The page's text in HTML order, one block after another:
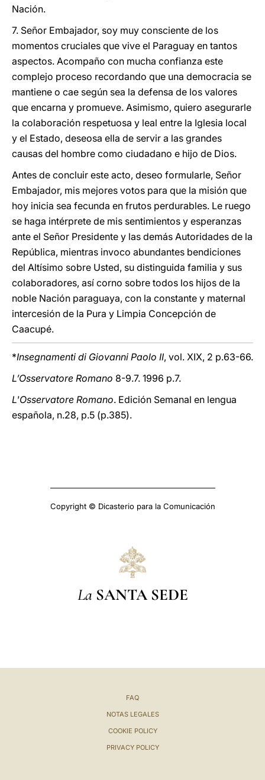
Nación.
7. Señor Embajador, soy muy consciente de los
momentos cruciales que vive el Paraguay en tantos
aspectos. Acompaño con mucha confianza este
complejo proceso recordando que una democracia se
mantiene o cae según sea la defensa de los valores
que encarna y promueve. Asimismo, quiero asegurarle
la colaboración respetuosa y leal entre la Iglesia local
y el Estado, deseosa ella de servir a las grandes
causas del hombre como ciudadano e hijo de Dios.
Antes de concluir este acto, deseo formularle, Señor
Embajador, mis mejores votos para que la misión que
hoy inicia sea fecunda en frutos perdurables. Le ruego
se haga intérprete de mis sentimientos y esperanzas
ante el Señor Presidente y las demás Autoridades de la
República, mientras invoco abundantes bendiciones
del Altísimo sobre Usted, su distinguida familia y sus
colaboradores, así corno sobre todos los hijos de la
noble Nación paraguaya, con la constante y maternal
intercesión de la Pura y Limpia Concepción de
Caacupé.
*Insegnamenti di Giovanni Paolo II, vol. XIX, 2 p.63-66.
L’Osservatore Romano 8-9.7. 1996 p.7.
L'Osservatore Romano. Edición Semanal en lengua
española, n.28, p.5 (p.385).
Copyright © Dicasterio para la Comunicación
La SANTA SEDE
FAQ
NOTAS LEGALES
COOKIE POLICY
PRIVACY POLICY